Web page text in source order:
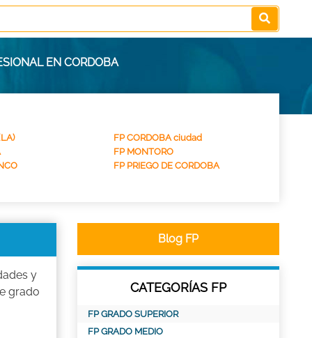
EN CORDOBA
FP CORDOBA ciudad
FP MONTORO
FP PRIEGO DE CORDOBA
y
grado
Blog FP
CATEGORÍAS FP
FP GRADO SUPERIOR
FP GRADO MEDIO